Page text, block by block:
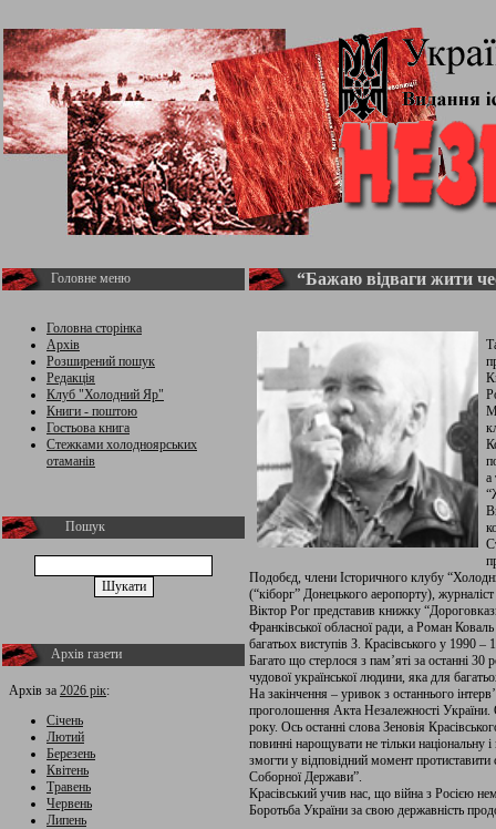
Головне меню
Головна сторінка
Архів
Розширений пошук
Редакція
Клуб "Холодний Яр"
Книги - поштою
Гостьова книга
Стежками холодноярських
отаманів
Пошук
Архів газети
Архів за 2026 рік:
Січень
Лютий
Березень
Квітень
Травень
Червень
Липень
“Бажаю відваги жити
а
Подобєд, члени Історичного клубу
(“кіборг” Донецького аеропорту),
Віктор Рог представив книжку
Франківської обласної ради, а Роман
багатьох виступів З. Красівського у 1990 –
Багато що стерлося з пам’яті за останні 30
чудової української людини, яка для
На закінчення – уривок з останнього
проголошення Акта Незалежності України.
року. Ось останні слова Зеновія
повинні нарощувати не тільки національну
змогти у відповідний момент протиставити
Соборної Держави”.
Красівський учив нас, що війна з Росією
Боротьба України за свою державність